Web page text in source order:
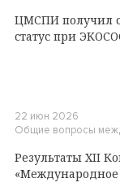
ЦМСПИ получил
статус при
22 июн 2026
Общие вопросы
Результаты XII
«Международное